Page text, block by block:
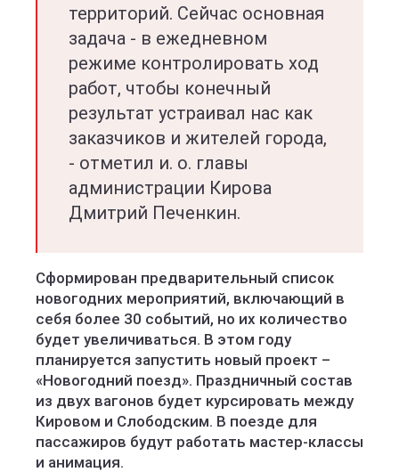
территорий. Сейчас основная
задача - в ежедневном
режиме контролировать ход
работ, чтобы конечный
результат устраивал нас как
заказчиков и жителей города,
- отметил и. о. главы
администрации Кирова
Дмитрий Печенкин.
Сформирован предварительный список
новогодних мероприятий, включающий в
себя более 30 событий, но их количество
будет увеличиваться. В этом году
планируется запустить новый проект –
«Новогодний поезд». Праздничный состав
из двух вагонов будет курсировать между
Кировом и Слободским. В поезде для
пассажиров будут работать мастер-классы
и анимация.